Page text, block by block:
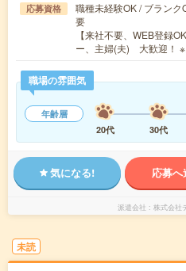
応募資格
職種未経験OK / ブラン
要
【来社不要、WEB登録
ー、主婦(夫) 大歓迎！
職場の雰囲気
年齢層
20代
30代
気になる! 応募へ
派遣会社 株式会社
未読